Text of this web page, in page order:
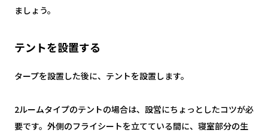
ましょう。
テントを設置する
タープを設置した後に、テントを設置します。
2ルームタイプのテントの場合は、設営にちょっとしたコツが必
要です。外側のフライシートを立てている間に、寝室部分の生